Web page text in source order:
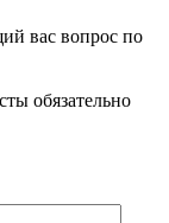
вас вопрос по
обязательно